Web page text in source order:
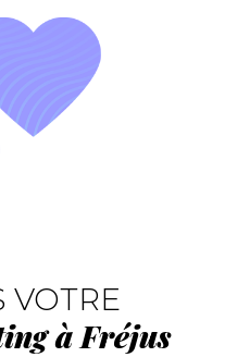
VOTRE
à Fréjus